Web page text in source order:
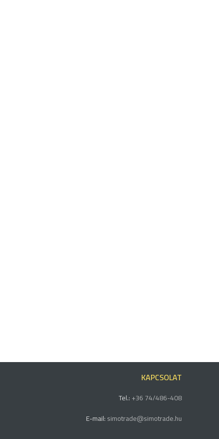
KAPCSOLAT
Tel.:+36 74/486-408
E-mail:simotrade@simotrade.hu